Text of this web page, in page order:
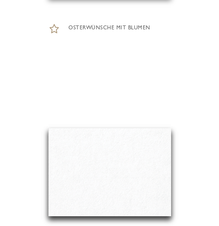
OSTERWÜNSCHE MIT BLUMEN